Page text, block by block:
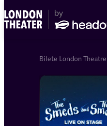
Bilete London Theatre